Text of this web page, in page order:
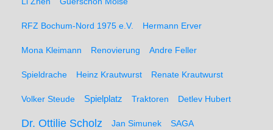
RFZ Bochum-Nord 1975 e.V. Hermann Erver
Mona Kleimann Renovierung Andre Feller
Spieldrache Heinz Krautwurst Renate Krautwurst
Volker Steude Spielplatz Traktoren Detlev Hubert
Dr. Ottilie Scholz Jan Simunek SAGA